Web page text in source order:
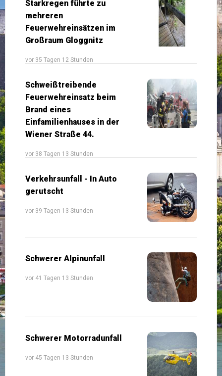
Starkregen führte zu
mehreren
Feuerwehreinsätzen im
Großraum Gloggnitz
vor 35 Tagen 12 Stunden
Schweißtreibende
Feuerwehreinsatz beim
Brand eines
Einfamilienhauses in der
Wiener Straße 44.
vor 38 Tagen 13 Stunden
Verkehrsunfall - In Auto
gerutscht
vor 39 Tagen 13 Stunden
Schwerer Alpinunfall
vor 41 Tagen 13 Stunden
Schwerer Motorradunfall
vor 45 Tagen 13 Stunden